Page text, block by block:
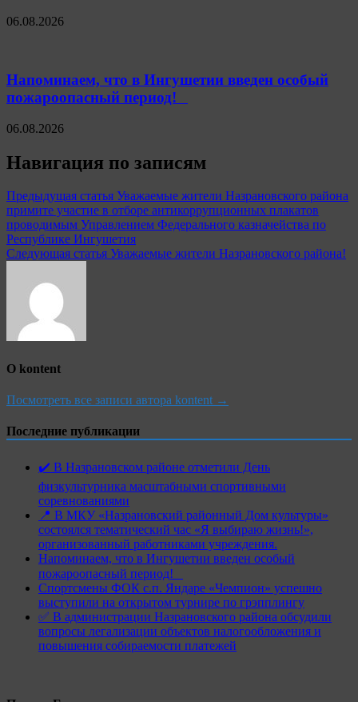
06.08.2026
Напоминаем, что в Ингушетии введен особый
пожароопасный период!⁣⁣⠀
06.08.2026
Навигация по записям
Предыдущая статья Уважаемые жители Назрановского района
примите участие в отборе антикоррупционных плакатов
проводимым Управлением Федерального казначейства по
Республике Ингушетия
Следующая статья Уважаемые жители Назрановского района!
О kontent
Посмотреть все записи автора kontent →
Последние публикации
✔️ В Назрановском районе отметили День
физкультурника масштабными спортивными
соревнованиями
📍 В МКУ «Назрановский районный Дом культуры»
состоялся тематический час «Я выбираю жизнь!»,
организованный работниками учреждения.
Напоминаем, что в Ингушетии введен особый
пожароопасный период!⁣⁣⠀
Спортсмены ФОК с.п. Яндаре «Чемпион» успешно
выступили на открытом турнире по грэпплингу
✅ В администрации Назрановского района обсудили
вопросы легализации объектов налогообложения и
повышения собираемости платежей